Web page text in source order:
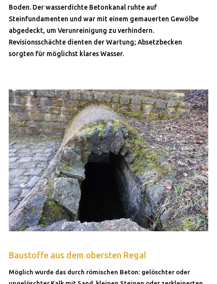
Boden. Der wasserdichte Betonkanal ruhte auf
Steinfundamenten und war mit einem gemauerten Gewölbe
abgedeckt, um Verunreinigung zu verhindern.
Revisionsschächte dienten der Wartung; Absetzbecken
sorgten für möglichst klares Wasser.
Baustoffe aus dem obersten Regal
Möglich wurde das durch römischen Beton: gelöschter oder